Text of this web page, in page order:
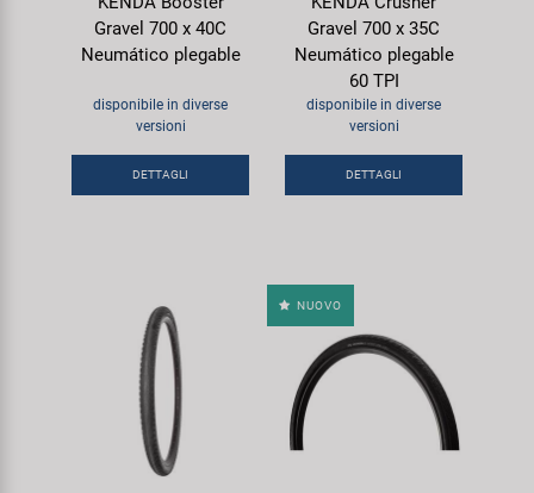
Gravel 700 x 40C
Neumático plegable
disponibile in diverse
versioni
DETTAGLI
Gravel 700 x 35C
Neumático plegable
60 TPI
disponibile in diverse
versioni
DETTAGLI
NUOVO